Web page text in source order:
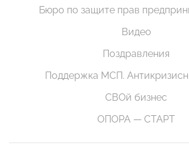
Бюро по защите прав
Видео
Поздравления
Поддержка МСП.
СВОй бизнес
ОПОРА — СТАРТ